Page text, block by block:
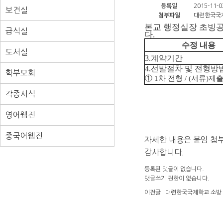
보건실
급식실
도서실
학부모회
각종서식
영어웹진
중국어웹진
등록일
2015-11-
첨부파일
대련한국
본교 행정실장 초빙
다.
수정 내용
3.계약기간
4.선발절차 및 전형방
① 1차 전형 / (서류)제
자세한 내용은 붙임 첨
감사합니다.
등록된 댓글이 없습니다.
댓글쓰기 권한이 없습니다.
이전글 대련한국국제학교 소